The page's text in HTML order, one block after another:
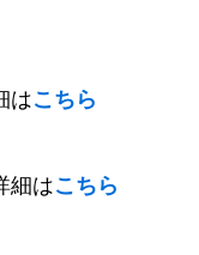
はこちら
細はこちら